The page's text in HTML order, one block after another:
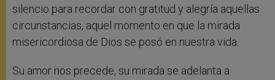
silencio para recordar con gratitud y alegría aquellas
circunstancias, aquel momento en que la mirada
misericordiosa de Dios se posó en nuestra vida.
Su amor nos precede, su mirada se adelanta a